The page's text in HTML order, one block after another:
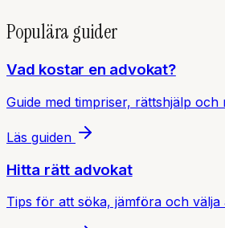
Populära guider
Vad kostar en advokat?
Guide med timpriser, rättshjälp och
Läs guiden
Hitta rätt advokat
Tips för att söka, jämföra och välja